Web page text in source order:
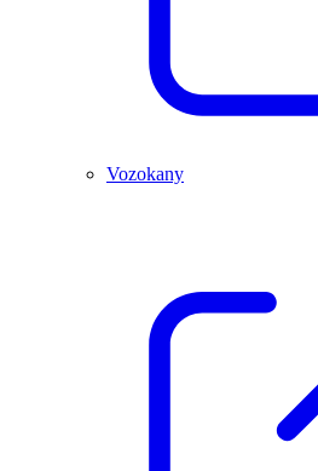
Vozokany